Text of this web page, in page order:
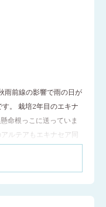
雨前線の影響で雨の日が
。 栽培2年目のエキナ
命根っこに送っていま
ルテアもエキナセア同
は開花終盤となってき